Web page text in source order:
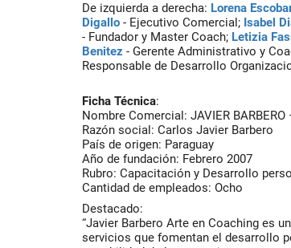
De izquierda a derecha: Lorena
Digallo - Ejecutivo Comercial; Isabel
- Fundador y Master Coach; Letizia
Benitez - Gerente Administrativo y
Responsable de Desarrollo
Ficha Técnica:
Nombre Comercial: JAVIER
Razón social: Carlos Javier Barbero
País de origen: Paraguay
Año de fundación: Febrero 2007
Rubro: Capacitación y Desarrollo
Cantidad de empleados: Ocho
Destacado:
“Javier Barbero Arte en Coaching es
servicios que fomentan el desarrollo